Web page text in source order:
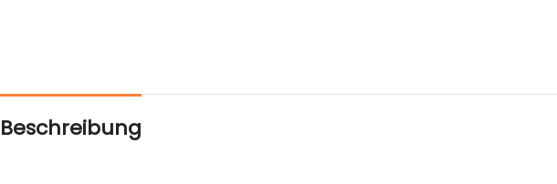
Beschreibung